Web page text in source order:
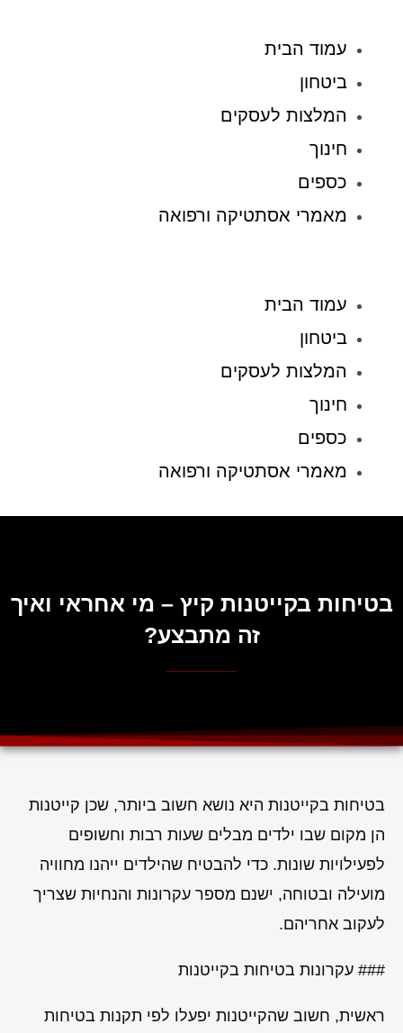
עמוד הבית
ביטחון
המלצות לעסקים
חינוך
כספים
מאמרי אסתטיקה ורפואה
עמוד הבית
ביטחון
המלצות לעסקים
חינוך
כספים
מאמרי אסתטיקה ורפואה
בטיחות בקייטנות קיץ – מי אחראי ואיך
זה מתבצע?
בטיחות בקייטנות היא נושא חשוב ביותר, שכן קייטנות
הן מקום שבו ילדים מבלים שעות רבות וחשופים
לפעילויות שונות. כדי להבטיח שהילדים ייהנו מחוויה
מועילה ובטוחה, ישנם מספר עקרונות והנחיות שצריך
לעקוב אחריהם.
### עקרונות בטיחות בקייטנות
ראשית, חשוב שהקייטנות יפעלו לפי תקנות בטיחות